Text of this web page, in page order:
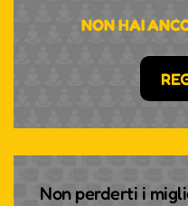
NON HAI
Non perderti i